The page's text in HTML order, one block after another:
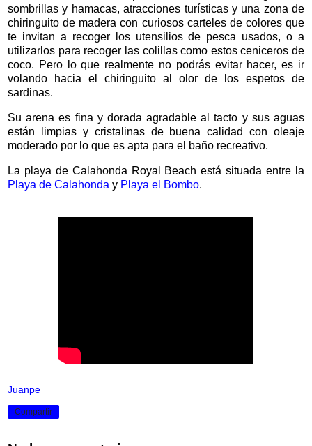
sombrillas y hamacas, atracciones turísticas y una zona de
chiringuito de madera con curiosos carteles de colores que
te invitan a recoger los utensilios de pesca usados, o a
utilizarlos para recoger las colillas como estos ceniceros de
coco. Pero lo que realmente no podrás evitar hacer, es ir
volando hacia el chiringuito al olor de los espetos de
sardinas.
Su arena es fina y dorada agradable al tacto y sus aguas
están limpias y cristalinas de buena calidad con oleaje
moderado por lo que es apta para el baño recreativo.
La playa de Calahonda Royal Beach está situada entre la
Playa de Calahonda y Playa el Bombo.
Juanpe
Compartir